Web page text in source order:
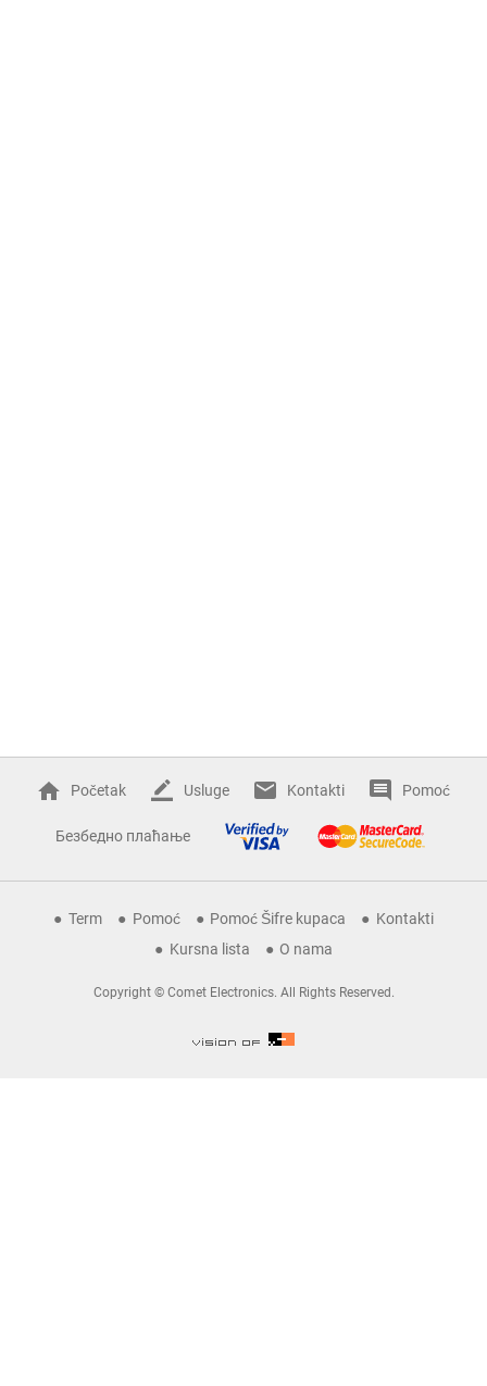
Početak Usluge Kontakti Pomoć
Безбедно плаћање
Term Pomoć Pomoć Šifre kupaca
Kontakti
Kursna lista
O nama
Copyright © Comet Electronics. All Rights Reserved.